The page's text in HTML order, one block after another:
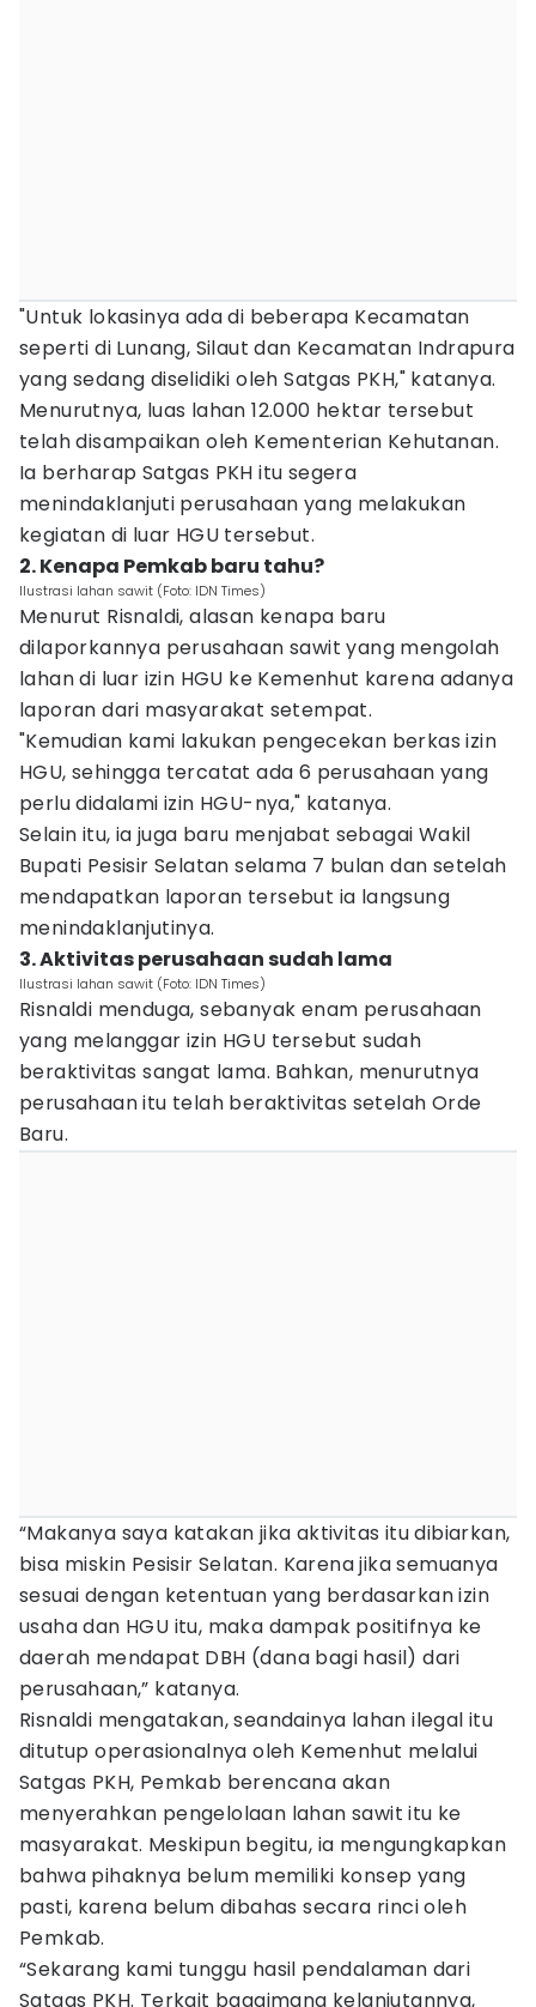
"Untuk lokasinya ada di beberapa Kecamatan
seperti di Lunang, Silaut dan Kecamatan Indrapura
yang sedang diselidiki oleh Satgas PKH," katanya.
Menurutnya, luas lahan 12.000 hektar tersebut
telah disampaikan oleh Kementerian Kehutanan.
Ia berharap Satgas PKH itu segera
menindaklanjuti perusahaan yang melakukan
kegiatan di luar HGU tersebut.
2. Kenapa Pemkab baru tahu?
Ilustrasi lahan sawit (Foto: IDN Times)
Menurut Risnaldi, alasan kenapa baru
dilaporkannya perusahaan sawit yang mengolah
lahan di luar izin HGU ke Kemenhut karena adanya
laporan dari masyarakat setempat.
"Kemudian kami lakukan pengecekan berkas izin
HGU, sehingga tercatat ada 6 perusahaan yang
perlu didalami izin HGU-nya," katanya.
Selain itu, ia juga baru menjabat sebagai Wakil
Bupati Pesisir Selatan selama 7 bulan dan setelah
mendapatkan laporan tersebut ia langsung
menindaklanjutinya.
3. Aktivitas perusahaan sudah lama
Ilustrasi lahan sawit (Foto: IDN Times)
Risnaldi menduga, sebanyak enam perusahaan
yang melanggar izin HGU tersebut sudah
beraktivitas sangat lama. Bahkan, menurutnya
perusahaan itu telah beraktivitas setelah Orde
Baru.
“Makanya saya katakan jika aktivitas itu dibiarkan,
bisa miskin Pesisir Selatan. Karena jika semuanya
sesuai dengan ketentuan yang berdasarkan izin
usaha dan HGU itu, maka dampak positifnya ke
daerah mendapat DBH (dana bagi hasil) dari
perusahaan,” katanya.
Risnaldi mengatakan, seandainya lahan ilegal itu
ditutup operasionalnya oleh Kemenhut melalui
Satgas PKH, Pemkab berencana akan
menyerahkan pengelolaan lahan sawit itu ke
masyarakat. Meskipun begitu, ia mengungkapkan
bahwa pihaknya belum memiliki konsep yang
pasti, karena belum dibahas secara rinci oleh
Pemkab.
“Sekarang kami tunggu hasil pendalaman dari
Satgas PKH. Terkait bagaimana kelanjutannya,